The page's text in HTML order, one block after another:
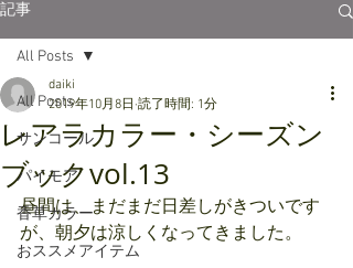
記事
All Posts
サンコール
パイモア
香草カラー
おススメアイテム
All Posts
レアラカラー・シーズン
ブックvol.13
daiki
2019年10月8日 読了時間: 1分
昼間は、まだまだ日差しがきついです
が、朝夕は涼しくなってきました。